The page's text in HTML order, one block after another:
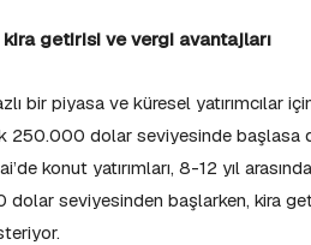
getirisi ve vergi avantajları
bir piyasa ve küresel yatırımcılar
250.000 dolar seviyesinde
konut yatırımları, 8-12 yıl
dolar seviyesinden başlarken, kira